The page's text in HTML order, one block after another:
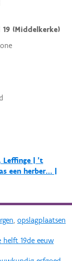
(Middelkerke)
Leffinge | 't
een herber… |
, opslagplaatsen
helft 19de eeuw